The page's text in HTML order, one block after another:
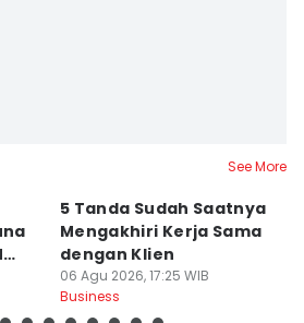
See More
5 Tanda Sudah Saatnya
Mengakhiri Kerja Sama
dengan Klien
06 Agu 2026, 17:25 WIB
Business